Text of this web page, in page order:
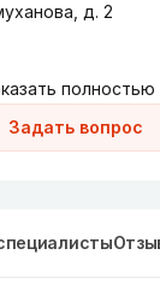
Задать вопрос
д. 2
полностью